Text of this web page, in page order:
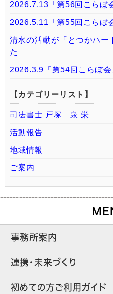
2026.7.13「第56回こらぼ
2026.5.11「第55回こらぼ
清水の活動が「とつかハー
た
2026.3.9「第54回こらぼ会
【カテゴリーリスト】
司法書士 戸塚 泉 栄
活動報告
地域情報
ご案内
事務所案内
連携・未来づくり
初めての方ご利用ガイド